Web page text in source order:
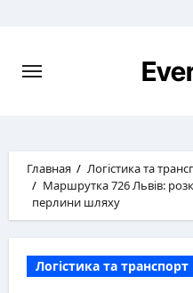
Главная
Логістика та
Маршрутка 726 Львів:
перлини шляху
Логістика та транспорт